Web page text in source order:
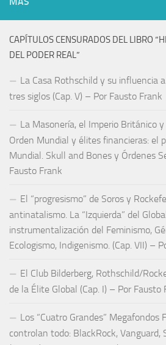
CAPÍTULOS CENSURADOS DEL LIBRO
DEL PODER REAL”
La Casa Rothschild y su influencia
tres siglos (Cap. V) – Por Fausto Frank
La Masonería, el Imperio Británico
Orden Mundial y élites financieras: el
Mundial. Skull and Bones y Órdenes
Fausto Frank
El “progresismo” de Soros y
antinatalismo. La “Izquierda” del
instrumentalización del Feminismo,
Ecologismo, Indigenismo. (Cap. VII) –
El Club Bilderberg, Rothschild/
de la Élite Global (Cap. I) – Por Fausto
Los “Cuatro Grandes” Megafondos
controlan todo: BlackRock,